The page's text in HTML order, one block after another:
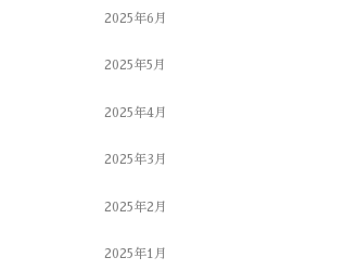
2025年6月
2025年5月
2025年4月
2025年3月
2025年2月
2025年1月